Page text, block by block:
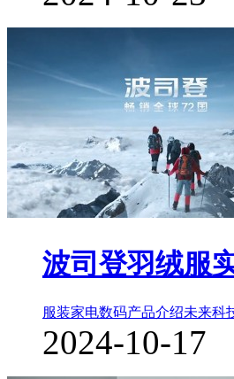
波司登羽绒服
服装家电数码产品介绍未来科
2024-10-17